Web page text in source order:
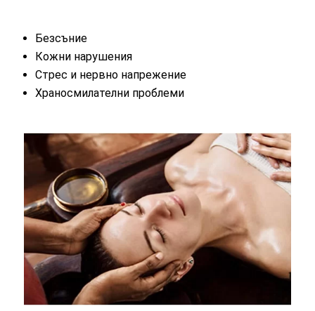
Безсъние
Кожни нарушения
Стрес и нервно напрежение
Храносмилателни проблеми